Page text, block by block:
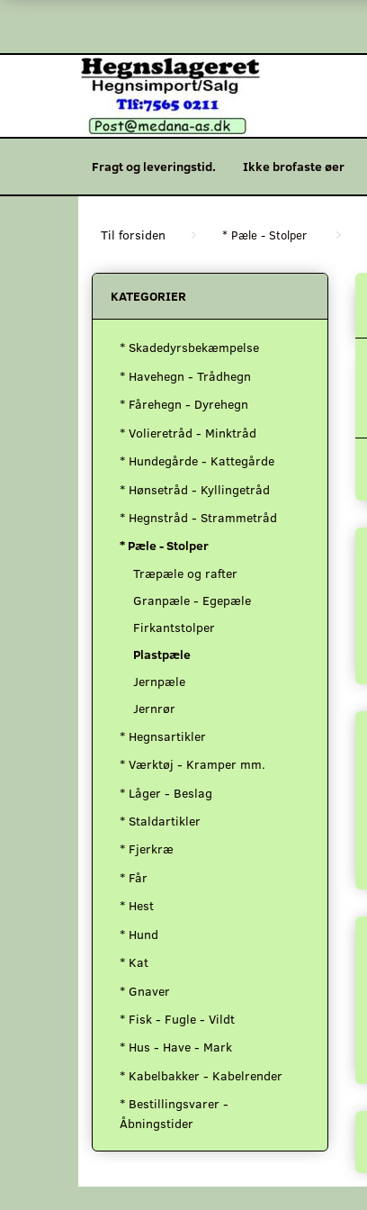
Fragt og leveringstid. Ikke brofaste øer
* Pæle - Stolper
KATEGORIER
* Skadedyrsbekæmpelse
* Havehegn - Trådhegn
* Fårehegn - Dyrehegn
* Volieretråd - Minktråd
* Hundegårde - Kattegårde
* Hønsetråd - Kyllingetråd
* Hegnstråd - Strammetråd
* Pæle - Stolper
Træpæle og rafter
Granpæle - Egepæle
Firkantstolper
Plastpæle
Jernpæle
Jernrør
* Hegnsartikler
* Værktøj - Kramper mm.
* Låger - Beslag
* Staldartikler
* Fjerkræ
* Får
* Hest
* Hund
* Kat
* Gnaver
* Fisk - Fugle - Vildt
* Hus - Have - Mark
* Kabelbakker - Kabelrender
* Bestillingsvarer -
Åbningstider